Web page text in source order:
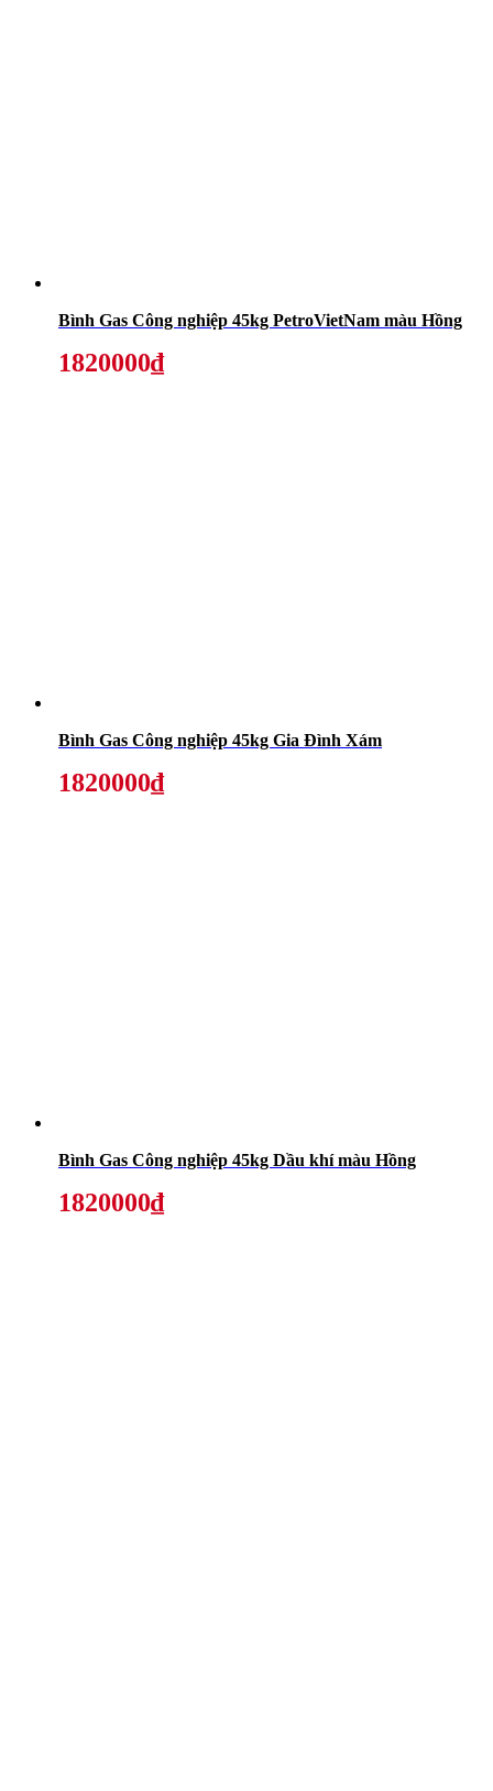
Bình Gas Công nghiệp 45kg PetroVietNam màu Hồng
1820000₫
Bình Gas Công nghiệp 45kg Gia Đình Xám
1820000₫
Bình Gas Công nghiệp 45kg Dầu khí màu Hồng
1820000₫